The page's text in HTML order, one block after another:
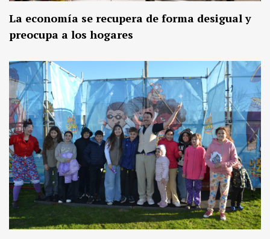
La economía se recupera de forma desigual y
preocupa a los hogares